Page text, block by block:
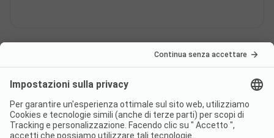
C'è la connessione internet nel
campeggio Waldcamping
Feldkirch?